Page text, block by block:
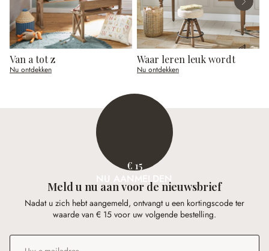
Van a tot z
Nu ontdekken
Waar leren leuk wordt
Nu ontdekken
€ 15
NU AANMELDEN
Meld u nu aan voor de nieuwsbrief
Nadat u zich hebt aangemeld, ontvangt u een kortingscode ter
waarde van € 15 voor uw volgende bestelling.
E-mailadres